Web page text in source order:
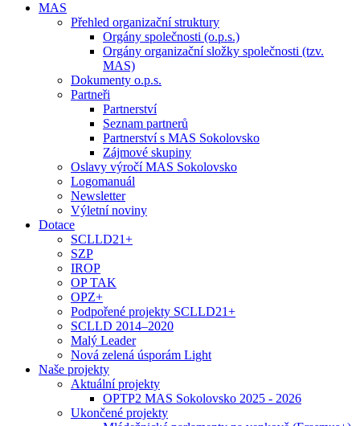
MAS
Přehled organizační struktury
Orgány společnosti (o.p.s.)
Orgány organizační složky společnosti (tzv.
MAS)
Dokumenty o.p.s.
Partneři
Partnerství
Seznam partnerů
Partnerství s MAS Sokolovsko
Zájmové skupiny
Oslavy výročí MAS Sokolovsko
Logomanuál
Newsletter
Výletní noviny
Dotace
SCLLD21+
SZP
IROP
OP TAK
OPZ+
Podpořené projekty SCLLD21+
SCLLD 2014–2020
Malý Leader
Nová zelená úsporám Light
Naše projekty
Aktuální projekty
OPTP2 MAS Sokolovsko 2025 - 2026
Ukončené projekty